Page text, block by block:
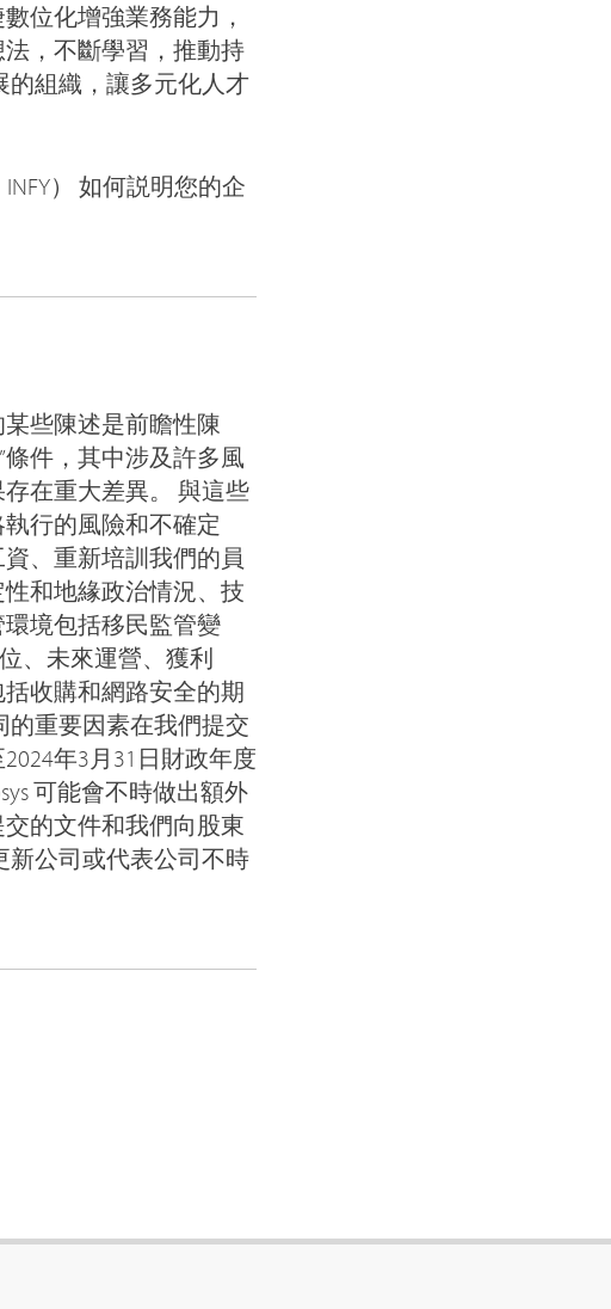
位化增強業務能力，
，不斷學習，推動持
的組織，讓多元化人才
INFY） 如何説明您的企
些陳述是前瞻性陳
條件，其中涉及許多風
在重大差異。 與這些
行的風險和不確定
、重新培訓我們的員
和地緣政治情況、技
境包括移民監管變
、未來運營、獲利
收購和網路安全的期
重要因素在我們提交
年3月31日財政年度
可能會不時做出額外
的文件和我們向股東
新公司或代表公司不時